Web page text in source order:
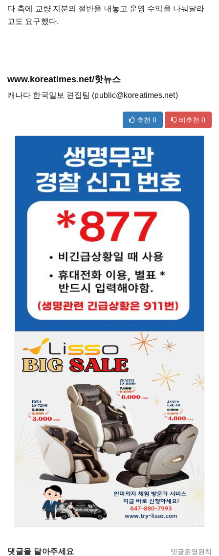
다 측에 교량 지분의 절반을 내놓고 운영 수익을 나눠달라
고도 요구했다.
www.koreatimes.net/핫뉴스
캐나다 한국일보 편집팀 (public@koreatimes.net)
추천 0 비추천 0
댓글을 달아주세요 댓글운영원칙